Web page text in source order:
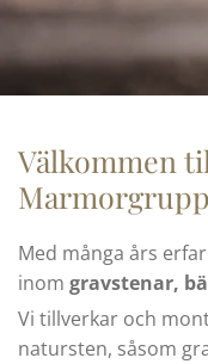
Välkommen
Med många års
inom gravstenar,
Vi tillverkar och
natursten, såsom